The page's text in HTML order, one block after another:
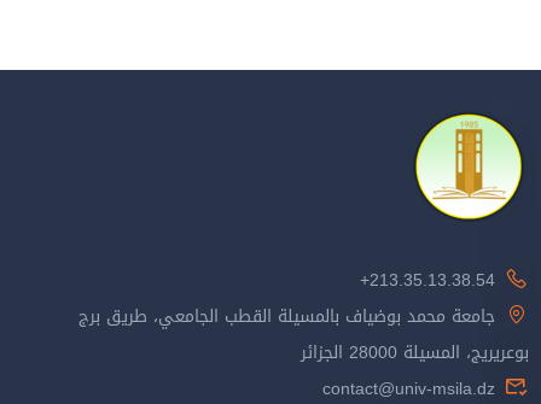
213.35.13.38.54+
جامعة محمد بوضياف بالمسيلة القطب الجامعي، طريق برج
بوعريريج، المسيلة 28000 الجزائر
contact@univ-msila.dz